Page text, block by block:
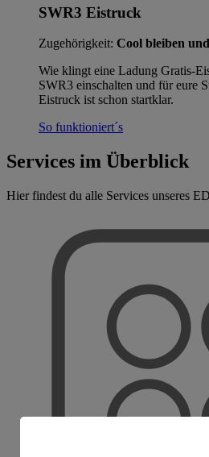
SWR3 Eistruck
Zugehörigkeit: Cool bleiben
Wie klingt eine Ladung Gratis-
SWR3 einschalten und für eure
Eistruck ist schon startklar.
So funktioniert´s
Services im Überblick
Hier findest du alle Services unseres